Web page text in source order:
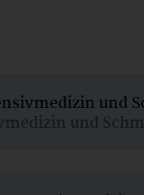
und
und